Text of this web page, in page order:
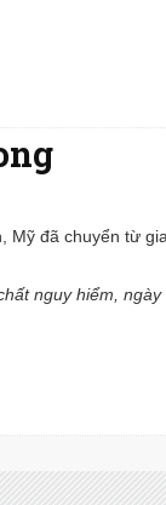
Mỹ đã chuyển từ
nguy hiểm, ngày